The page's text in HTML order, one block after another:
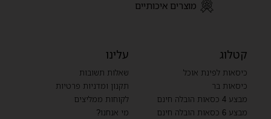
מוצרים איכותיים
קטלוג
כיסאות לפינת אוכל
כיסאות בר
מבצע 4 כסאות הובלה חינם
מבצע 6 כסאות הובלה חינם
עלינו
שאלות תשובות
תקנון ומדניות פרטיות
לקוחות ממליצים
מי אנחנו?